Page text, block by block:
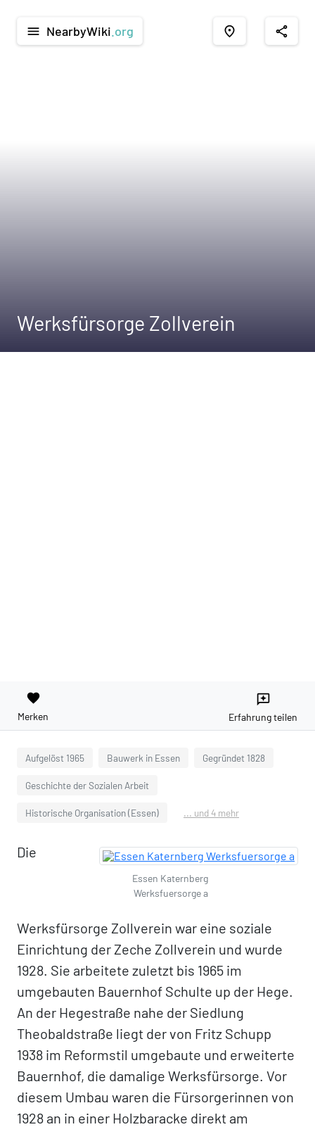
menu NearbyWiki .org place share
Werksfürsorge Zollverein
favorite
Merken
reviews
Erfahrung teilen
Aufgelöst 1965 Bauwerk in Essen Gegründet 1828
Geschichte der Sozialen Arbeit
Historische Organisation (Essen) ... und 4 mehr
Essen Katernberg
Werksfuersorge a
Die
Werksfürsorge Zollverein war eine soziale
Einrichtung der Zeche Zollverein und wurde
1928. Sie arbeitete zuletzt bis 1965 im
umgebauten Bauernhof Schulte up der Hege.
An der Hegestraße nahe der Siedlung
Theobaldstraße liegt der von Fritz Schupp
1938 im Reformstil umgebaute und erweiterte
Bauernhof, die damalige Werksfürsorge. Vor
diesem Umbau waren die Fürsorgerinnen von
1928 an in einer Holzbaracke direkt am